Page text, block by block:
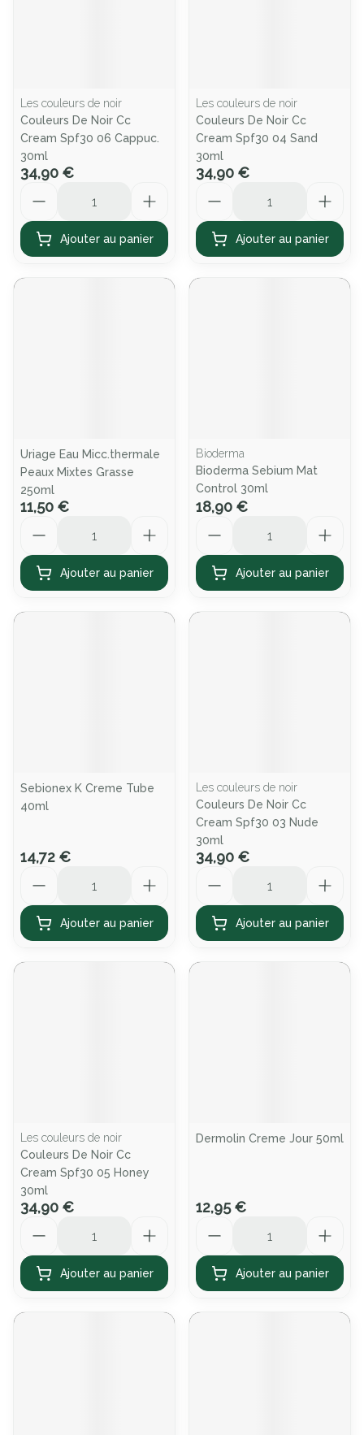
Les couleurs de noir
Couleurs De Noir Cc
Cream Spf30 06 Cappuc.
30ml
34,90 €
Ajouter au panier
Les couleurs de noir
Couleurs De Noir Cc
Cream Spf30 04 Sand
30ml
34,90 €
Ajouter au panier
Uriage Eau Micc.thermale
Peaux Mixtes Grasse
250ml
11,50 €
Ajouter au panier
Bioderma
Bioderma Sebium Mat
Control 30ml
18,90 €
Ajouter au panier
Sebionex K Creme Tube
40ml
14,72 €
Ajouter au panier
Les couleurs de noir
Couleurs De Noir Cc
Cream Spf30 03 Nude
30ml
34,90 €
Ajouter au panier
Les couleurs de noir
Couleurs De Noir Cc
Cream Spf30 05 Honey
30ml
34,90 €
Ajouter au panier
Dermolin Creme Jour 50ml
12,95 €
Ajouter au panier